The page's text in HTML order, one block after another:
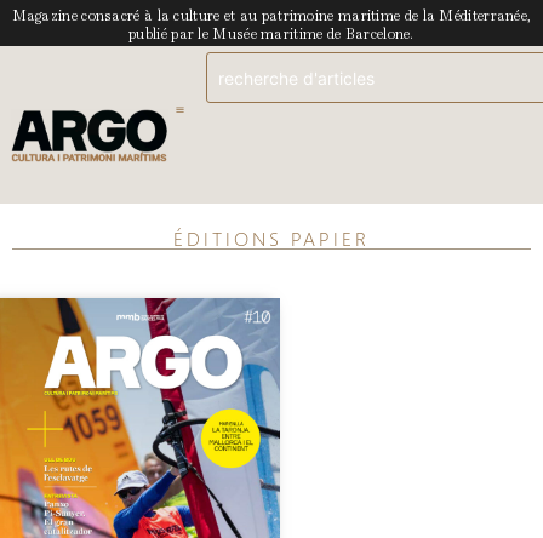
Magazine consacré à la culture et au patrimoine maritime de la Méditerranée,
publié par le Musée maritime de Barcelone.
ÉDITIONS PAPIER